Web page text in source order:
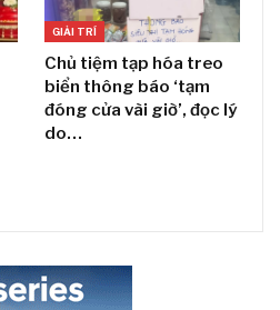
GIẢI TRÍ
Chủ tiệm tạp hóa treo
biển thông báo ‘tạm
đóng cửa vài giờ’, đọc lý
do…